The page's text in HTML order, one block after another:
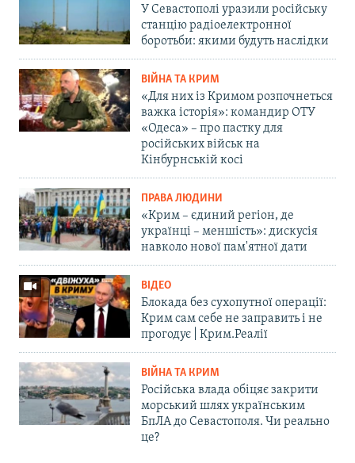
У Севастополі уразили російську
станцію радіоелектронної
боротьби: якими будуть наслідки
ВІЙНА ТА КРИМ
«Для них із Кримом розпочнеться
важка історія»: командир ОТУ
«Одеса» – про пастку для
російських військ на
Кінбурнській косі
ПРАВА ЛЮДИНИ
«Крим – єдиний регіон, де
українці – меншість»: дискусія
навколо нової пам'ятної дати
ВІДЕО
Блокада без сухопутної операції:
Крим сам себе не заправить і не
прогодує | Крим.Реалії
ВІЙНА ТА КРИМ
Російська влада обіцяє закрити
морський шлях українським
БпЛА до Севастополя. Чи реально
це?